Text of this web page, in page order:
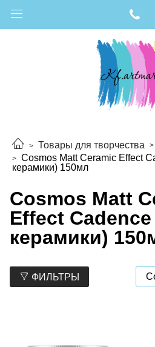
Товары для творчества
Cosmos Matt Ceramic Effect
керамики) 150мл
Cosmos Matt
Effect
керамики)
ФИЛЬТРЫ